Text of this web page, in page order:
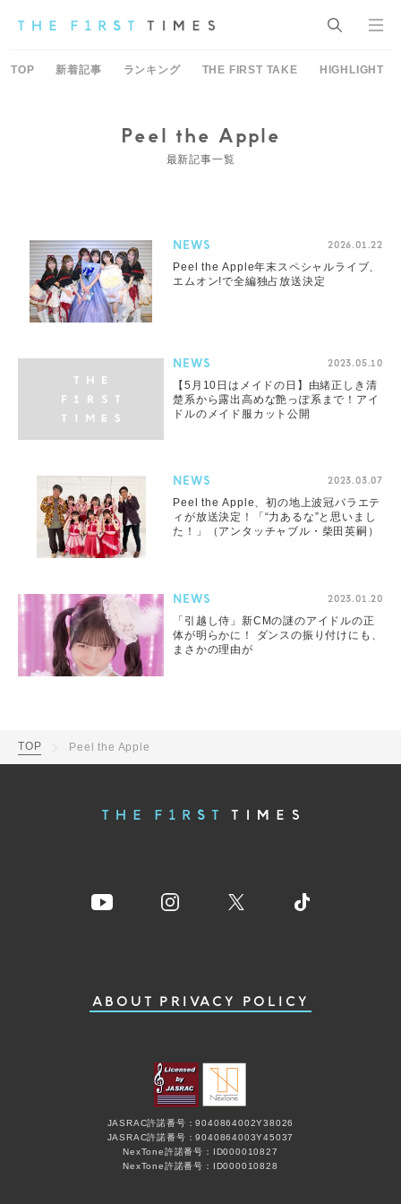
TOP 新着記事 ランキング THE FIRST TAKE HIGHLIGHT
Peel the Apple
最新記事一覧
NEWS 2026.01.22
Peel the Apple年末スペシャルライブ、
エムオン!で全編独占放送決定
NEWS 2023.05.10
【5月10日はメイドの日】由緒正しき清
楚系から露出高めな艶っぽ系まで！アイ
ドルのメイド服カット公開
NEWS 2023.03.07
Peel the Apple、初の地上波冠バラエテ
ィが放送決定！「“力あるな”と思いまし
た！」（アンタッチャブル・柴田英嗣）
NEWS 2023.01.20
「引越し侍」新CMの謎のアイドルの正
体が明らかに！ ダンスの振り付けにも、
まさかの理由が
TOP Peel the Apple
ABOUT PRIVACY POLICY
JASRAC許諾番号：9040864002Y38026
JASRAC許諾番号：9040864003Y45037
NexTone許諾番号：ID000010827
NexTone許諾番号：ID000010828